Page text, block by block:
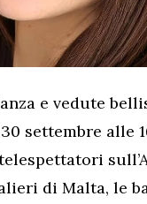
e vedute
settembre alle
di Malta, le